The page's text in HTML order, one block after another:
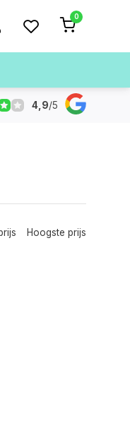
0
voorraad die
4,9/5
Hoogste prijs